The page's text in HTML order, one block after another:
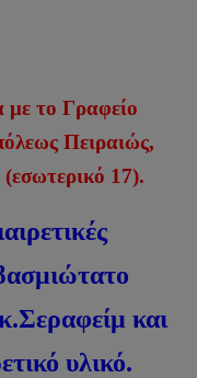
με το Γραφείο
Πειραιώς,
17).
και
υλικό.